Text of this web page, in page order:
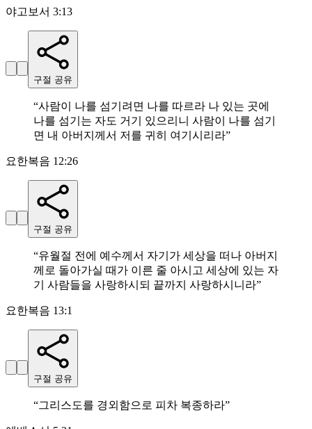
야고보서 3:13
구절 공유
“사람이 나를 섬기려면 나를 따르라 나 있는 곳에
나를 섬기는 자도 거기 있으리니 사람이 나를 섬기
면 내 아버지께서 저를 귀히 여기시리라”
요한복음 12:26
구절 공유
“유월절 전에 예수께서 자기가 세상을 떠나 아버지
께로 돌아가실 때가 이른 줄 아시고 세상에 있는 자
기 사람들을 사랑하시되 끝까지 사랑하시니라”
요한복음 13:1
구절 공유
“그리스도를 경외함으로 피차 복종하라”